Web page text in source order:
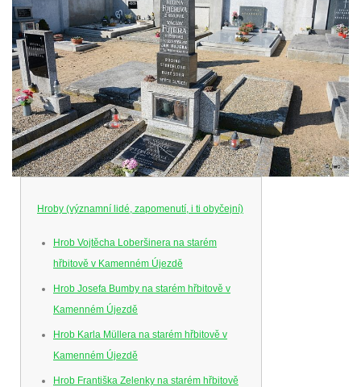
Hroby (významní lidé, zapomenutí, i ti obyčejní)
Hrob Vojtěcha Loberšinera na starém
hřbitově v Kamenném Újezdě
Hrob Josefa Bumby na starém hřbitově v
Kamenném Újezdě
Hrob Karla Müllera na starém hřbitově v
Kamenném Újezdě
Hrob Františka Zelenky na starém hřbitově